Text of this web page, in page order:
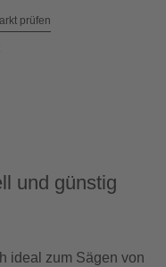
prüfen
und günstig
ideal zum Sägen von